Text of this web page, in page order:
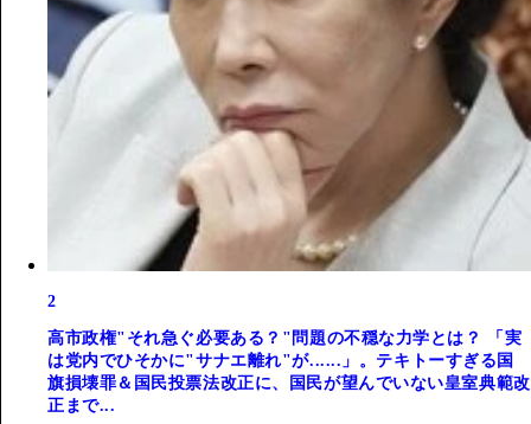
2
高市政権"それ急ぐ必要ある？"問題の不穏な力学とは？ 「実
は党内でひそかに"サナエ離れ"が......」。テキトーすぎる国
旗損壊罪＆国民投票法改正に、国民が望んでいない皇室典範改
正まで...